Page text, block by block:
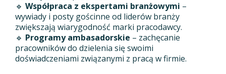
🔹 Współpraca z ekspertami branżowymi –
wywiady i posty gościnne od liderów branży
zwiększają wiarygodność marki pracodawcy.
🔹 Programy ambasadorskie – zachęcanie
pracowników do dzielenia się swoimi
doświadczeniami związanymi z pracą w firmie.